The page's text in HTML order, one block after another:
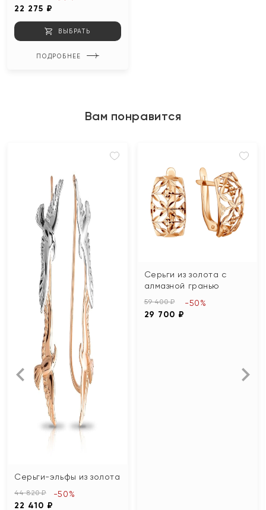
22 275 ₽
ВЫБРАТЬ
ПОДРОБНЕЕ
Вам понравится
Серьги-эльфы из золота
44 820 ₽
22 410 ₽
-50%
Серьги из золота с
алмазной гранью
59 400 ₽
29 700 ₽
-50%